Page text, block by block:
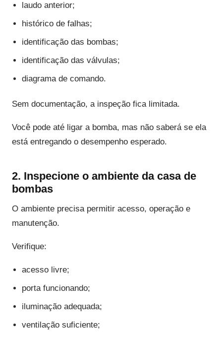
laudo anterior;
histórico de falhas;
identificação das bombas;
identificação das válvulas;
diagrama de comando.
Sem documentação, a inspeção fica limitada.
Você pode até ligar a bomba, mas não saberá se ela
está entregando o desempenho esperado.
2. Inspecione o ambiente da casa de
bombas
O ambiente precisa permitir acesso, operação e
manutenção.
Verifique:
acesso livre;
porta funcionando;
iluminação adequada;
ventilação suficiente;